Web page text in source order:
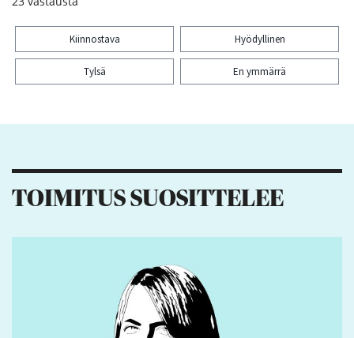
Kiinnostava Hyödyllinen
Tylsä En ymmärrä
TOIMITUS SUOSITTELEE